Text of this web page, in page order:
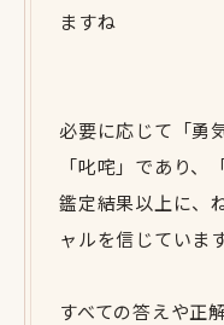
ますね
必要に応じて「勇
「叱咤」であり
鑑定結果以上に、
ャルを信じていま
すべての答えや正